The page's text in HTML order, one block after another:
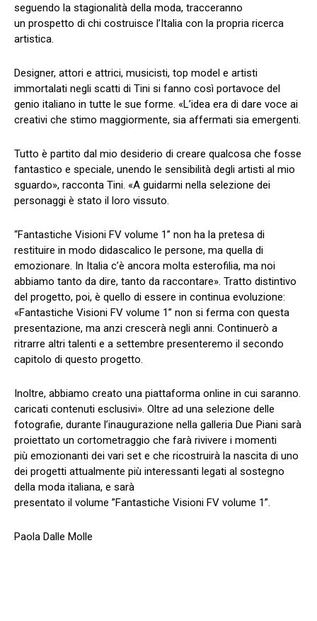
seguendo la stagionalità della moda, tracceranno
un prospetto di chi costruisce l’Italia con la propria ricerca
artistica.
Designer, attori e attrici, musicisti, top model e artisti
immortalati negli scatti di Tini si fanno così portavoce del
genio italiano in tutte le sue forme. «L’idea era di dare voce ai
creativi che stimo maggiormente, sia affermati sia emergenti.
Tutto è partito dal mio desiderio di creare qualcosa che fosse
fantastico e speciale, unendo le sensibilità degli artisti al mio
sguardo», racconta Tini. «A guidarmi nella selezione dei
personaggi è stato il loro vissuto.
“Fantastiche Visioni FV volume 1” non ha la pretesa di
restituire in modo didascalico le persone, ma quella di
emozionare. In Italia c’è ancora molta esterofilia, ma noi
abbiamo tanto da dire, tanto da raccontare». Tratto distintivo
del progetto, poi, è quello di essere in continua evoluzione:
«Fantastiche Visioni FV volume 1” non si ferma con questa
presentazione, ma anzi crescerà negli anni. Continuerò a
ritrarre altri talenti e a settembre presenteremo il secondo
capitolo di questo progetto.
Inoltre, abbiamo creato una piattaforma online in cui saranno.
caricati contenuti esclusivi». Oltre ad una selezione delle
fotografie, durante l’inaugurazione nella galleria Due Piani sarà
proiettato un cortometraggio che farà rivivere i momenti
più emozionanti dei vari set e che ricostruirà la nascita di uno
dei progetti attualmente più interessanti legati al sostegno
della moda italiana, e sarà
presentato il volume ”Fantastiche Visioni FV volume 1”.
Paola Dalle Molle